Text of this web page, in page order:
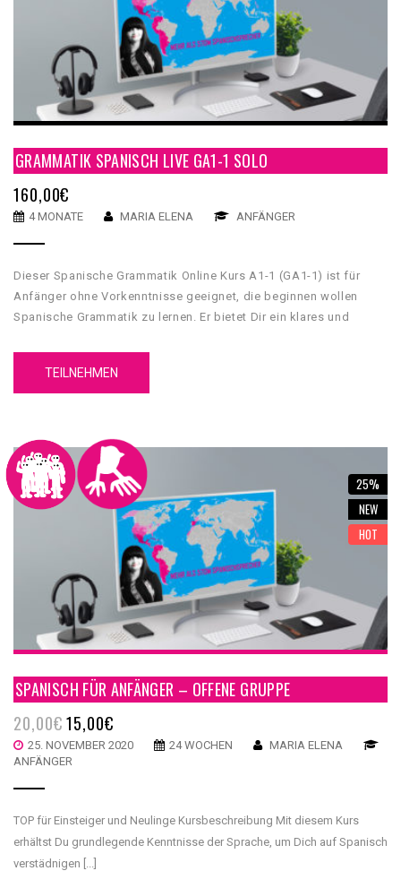
GRAMMATIK SPANISCH LIVE GA1-1 SOLO
160,00€
4 MONATE MARIA ELENA ANFÄNGER
Dieser Spanische Grammatik Online Kurs A1-1 (GA1-1) ist für
Anfänger ohne Vorkenntnisse geeignet, die beginnen wollen
Spanische Grammatik zu lernen. Er bietet Dir ein klares und
Unser GA1-1 Spanische Grammatik Online Kurs A1-1 hat 5
TEILNEHMEN
25%
NEW
HOT
SPANISCH FÜR ANFÄNGER – OFFENE GRUPPE
20,00€ 15,00€
25. NOVEMBER 2020 24 WOCHEN
MARIA ELENA
ANFÄNGER
TOP für Einsteiger und Neulinge Kursbeschreibung Mit diesem Kurs
erhältst Du grundlegende Kenntnisse der Sprache, um Dich auf Spanisch
verstädnigen [...]